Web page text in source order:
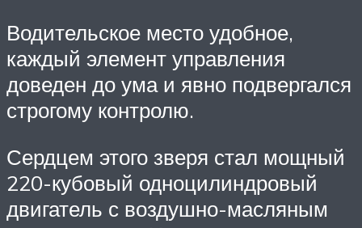
Водительское место удобное,
каждый элемент управления
доведен до ума и явно подвергался
строгому контролю.
Сердцем этого зверя стал мощный
220-кубовый одноцилиндровый
двигатель с воздушно-масляным